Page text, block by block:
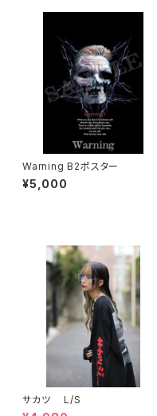
Warning B2ポスター
¥5,000
サカツ L/S